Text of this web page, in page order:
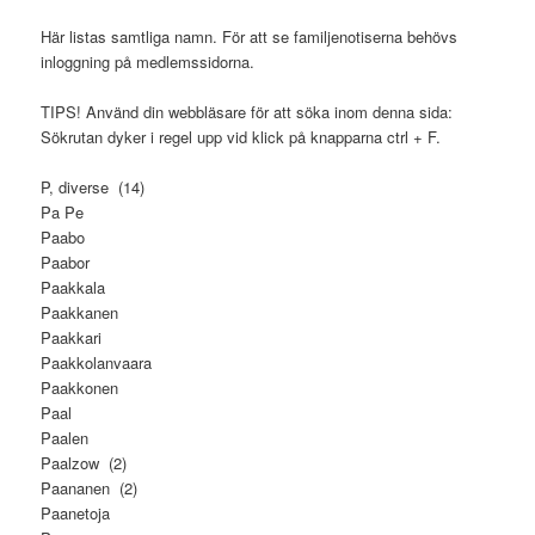
Här listas samtliga namn. För att se familjenotiserna behövs
inloggning på medlemssidorna.
TIPS! Använd din webbläsare för att söka inom denna sida:
Sökrutan dyker i regel upp vid klick på knapparna ctrl + F.
P, diverse (14)
Pa Pe
Paabo
Paabor
Paakkala
Paakkanen
Paakkari
Paakkolanvaara
Paakkonen
Paal
Paalen
Paalzow (2)
Paananen (2)
Paanetoja